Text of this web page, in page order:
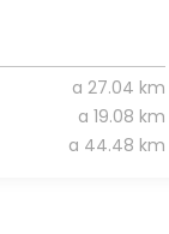
a 27.04 km
a 19.08 km
a 44.48 km